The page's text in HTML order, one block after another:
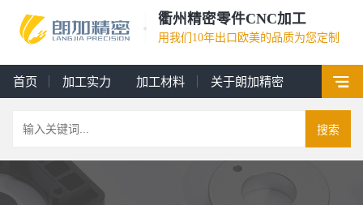
衢州精密零件CNC加工
用我们10年出口欧美的品质为您定制
首页 加工实力 加工材料 关于朗加精密
搜索